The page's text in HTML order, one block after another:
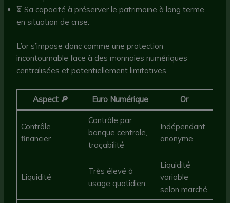
⏳ Sa capacité à préserver le patrimoine à long terme
en situation de crise.
L’or s’impose donc comme une protection
incontournable face à des monnaies numériques
centralisées et potentiellement limitatives.
Aspect 🔎 Euro Numérique Or
Contrôle
financier
Contrôle par
banque centrale,
traçabilité
Indépendant,
anonyme
Liquidité
Très élevé à
usage quotidien
Liquidité
variable
selon marché